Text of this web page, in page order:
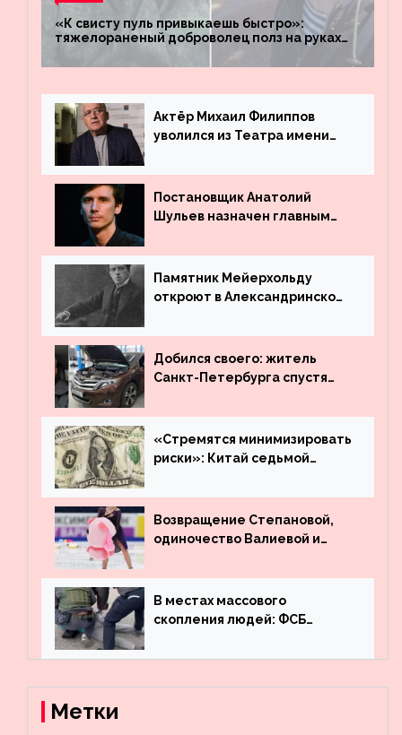
«К свисту пуль привыкаешь быстро»:
тяжелораненый доброволец полз на руках
четыре километра через заминированное
поле
Актёр Михаил Филиппов
уволился из Театра имени
Постановщик Анатолий
Шульев назначен главным
Вахтангова
Памятник Мейерхольду
откроют в Александринском
Добился своего: житель
Санкт-Петербурга спустя
угнанную в Казахстан
машину
«Стремятся минимизировать
риски»: Китай седьмой
деньги из американского
госдолга
Возвращение Степановой,
одиночество Валиевой и
что обсуждают в мире
фигурного катания
В местах массового
скопления людей: ФСБ
террористов, планировавших
Метки